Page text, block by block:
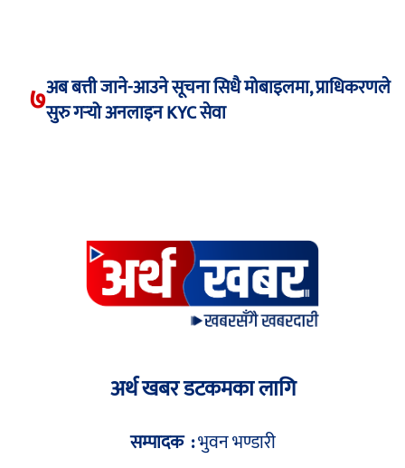
७अब बत्ती जाने-आउने सूचना सिधै मोबाइलमा, प्राधिकरणले
सुरु गर्‍यो अनलाइन KYC सेवा
अर्थ खबर डटकमका लागि
सम्पादक :भुवन भण्डारी